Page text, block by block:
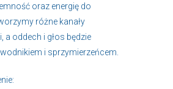
oraz energię do
różne kanały
a oddech i głos będzie
i sprzymierzeńcem.